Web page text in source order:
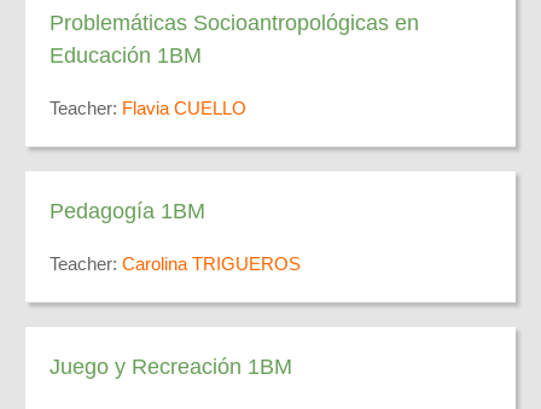
Problemáticas Socioantropológicas en
Educación 1BM
Teacher: Flavia CUELLO
Pedagogía 1BM
Teacher: Carolina TRIGUEROS
Juego y Recreación 1BM